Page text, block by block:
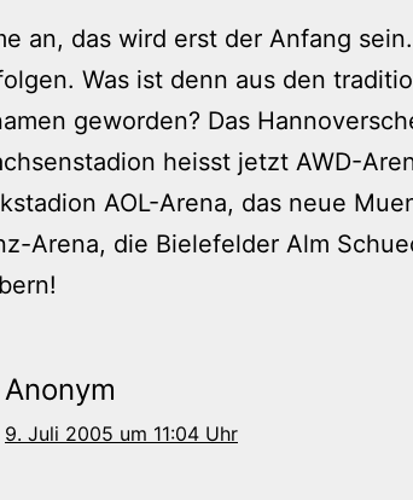
an, das wird erst der Anfang
Was ist denn aus den
geworden? Das
heisst jetzt AWD-
AOL-Arena, das neue
Arena, die Bielefelder Alm
Anonym
9. Juli 2005 um 11:04 Uhr